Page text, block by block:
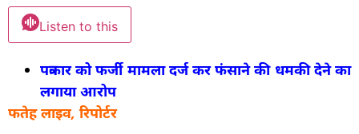
Listen to this
पत्रकार को फर्जी मामला दर्ज कर फंसाने की धमकी देने का
लगाया आरोप
फतेह लाइव, रिपोर्टर